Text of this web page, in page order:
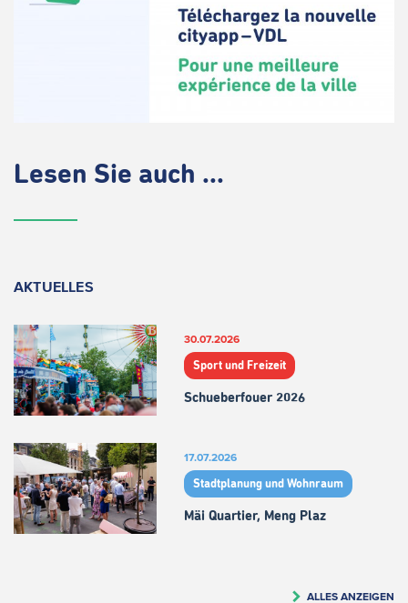
Lesen Sie auch ...
AKTUELLES
30.07.2026
Sport und Freizeit
Schueberfouer 2026
17.07.2026
Stadtplanung und Wohnraum
Mäi Quartier, Meng Plaz
ALLES ANZEIGEN